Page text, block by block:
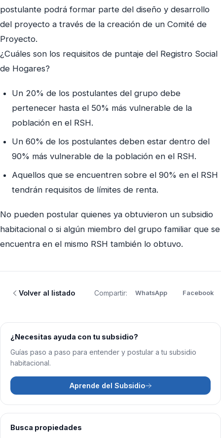
postulante podrá formar parte del diseño y desarrollo
del proyecto a través de la creación de un Comité de
Proyecto.
¿Cuáles son los requisitos de puntaje del Registro Social
de Hogares?
Un 20% de los postulantes del grupo debe
pertenecer hasta el 50% más vulnerable de la
población en el RSH.
Un 60% de los postulantes deben estar dentro del
90% más vulnerable de la población en el RSH.
Aquellos que se encuentren sobre el 90% en el RSH
tendrán requisitos de límites de renta.
No pueden postular quienes ya obtuvieron un subsidio
habitacional o si algún miembro del grupo familiar que se
encuentra en el mismo RSH también lo obtuvo.
Volver al listado Compartir: WhatsApp Facebook
¿Necesitas ayuda con tu subsidio?
Guías paso a paso para entender y postular a tu subsidio
habitacional.
Aprende del Subsidio
Busca propiedades